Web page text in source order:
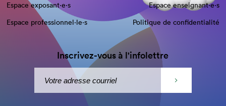
Espace exposant·e⋅s
Espace enseignant·e⋅s
Espace professionnel·le⋅s
Politique de confidentialité
Inscrivez-vous à l'infolettre